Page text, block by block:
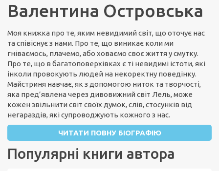
Валентина Островська
Моя книжка про те, яким невидимий світ, що оточує нас
та співіснує з нами. Про те, що виникає коли ми
гніваємось, плачемо, або ховаємо своє життя у смутку.
Про те, що в багатоповерхівках є ті невидимі істоти, які
інколи провокують людей на некоректну поведінку.
Майстриня навчає, як з допомогою ниток та творчості,
яка пред’явлена через дивовижний світ Лель, може
кожен звільнити світ своїх думок, слів, стосунків від
негараздів, які супроводжують кожного з нас.
ЧИТАТИ ПОВНУ БІОГРАФІЮ
Популярні книги автора